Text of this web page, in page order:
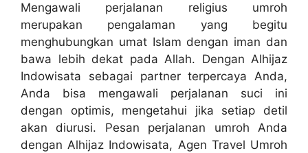
Mengawali perjalanan religius umroh
merupakan pengalaman yang begitu
menghubungkan umat Islam dengan iman dan
bawa lebih dekat pada Allah. Dengan Alhijaz
Indowisata sebagai partner terpercaya Anda,
Anda bisa mengawali perjalanan suci ini
dengan optimis, mengetahui jika setiap detil
akan diurusi. Pesan perjalanan umroh Anda
dengan Alhijaz Indowisata, Agen Travel Umroh